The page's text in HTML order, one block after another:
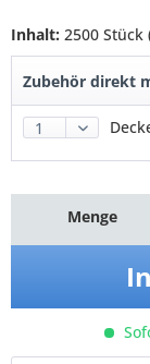
Inhalt: 2500 Stück
Zubehör direkt
Menge